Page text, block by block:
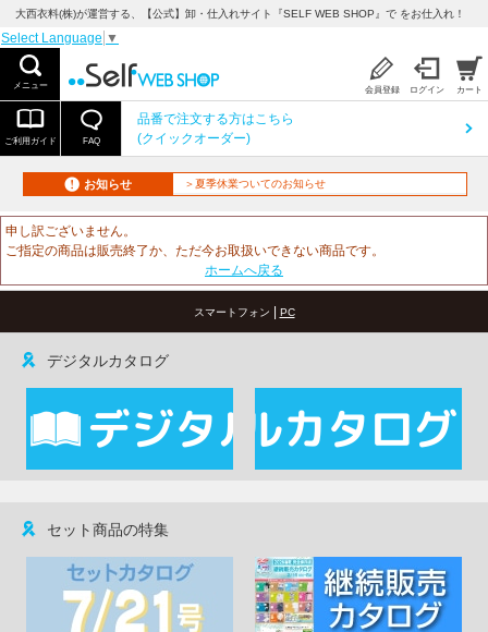
大西衣料(株)が運営する、【公式】卸・仕入れサイト『SELF WEB SHOP』で をお仕入れ！
Select Language ▼
メニュー 会員登録 ログイン カート
ご利用ガイド FAQ
品番で注文する方はこちら
(クイックオーダー)
お知らせ ＞夏季休業ついてのお知らせ
申し訳ございません。
ご指定の商品は販売終了か、ただ今お取扱いできない商品です。
ホームへ戻る
スマートフォン | PC
デジタルカタログ
セット商品の特集